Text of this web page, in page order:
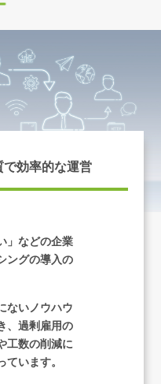
で効率的な運営
」などの企業
ングの導入の
ないノウハウ
、過剰雇用の
工数の削減に
います。